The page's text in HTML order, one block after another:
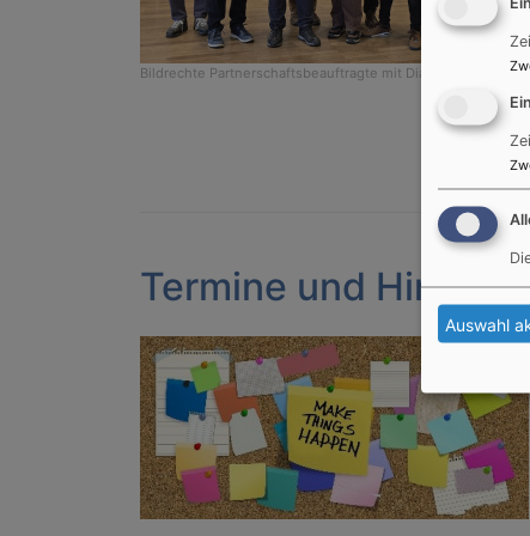
Bildrechte Partnerschaftsbeauftragte mit Diakon Dietmar
Termine und
Auswahl